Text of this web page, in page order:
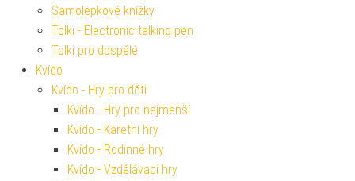
Samolepkové knížky
Tolki - Electronic talking pen
Tolki pro dospělé
Kvído
Kvído - Hry pro děti
Kvído - Hry pro nejmenší
Kvído - Karetní hry
Kvído - Rodinné hry
Kvído - Vzdělávací hry